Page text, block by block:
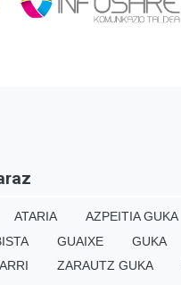
ATARIA AZPEITIA GUKA
GUAIXE GUKA
ZARAUTZ GUKA